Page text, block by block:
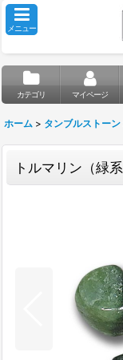
メニュー
カテゴリ マイページ
ホーム > タンブルストーン
トルマリン（緑